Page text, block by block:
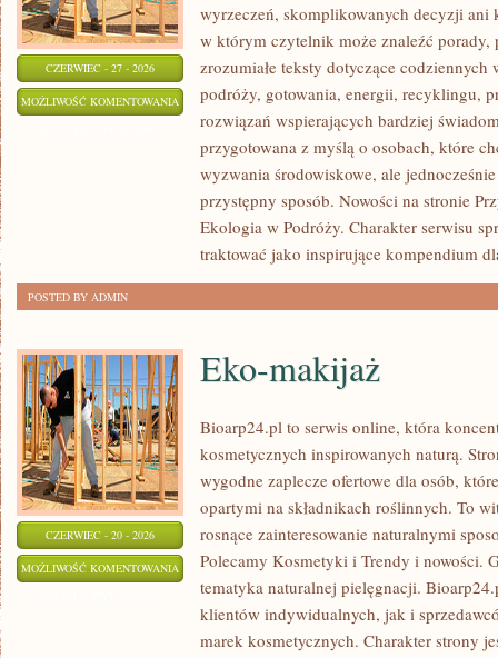
CZERWIEC - 27 - 2026
MOŻLIWOŚĆ KOMENTOWANIA ZIELONA
ENERGIA
wyrzeczeń, skomplikowanych decyzji ani
w którym czytelnik może znaleźć porady,
zrozumiałe teksty dotyczące
podróży, gotowania, energii, recyklingu,
rozwiązań wspierających bardziej
przygotowana z myślą o osobach, które
wyzwania środowiskowe, ale
przystępny sposób. Nowości na stronie
Ekologia w Podróży. Charakter serwisu
traktować jako inspirujące kompendium
POSTED BY ADMIN
CZERWIEC - 20 - 2026
MOŻLIWOŚĆ KOMENTOWANIA EKO-
MAKIJAŻ
Eko-makijaż
Bioarp24.pl to serwis online, która
kosmetycznych inspirowanych naturą.
wygodne zaplecze ofertowe dla osób,
opartymi na składnikach roślinnych. To
rosnące zainteresowanie naturalnymi
Polecamy Kosmetyki i Trendy i nowości.
tematyka naturalnej pielęgnacji.
klientów indywidualnych, jak i
marek kosmetycznych. Charakter strony